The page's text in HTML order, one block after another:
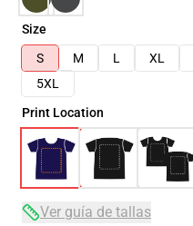
Size
S
M L XL
5XL
Print Location
Ver guía de tallas